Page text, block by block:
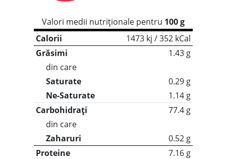
Valori medii nutriționale pentru 100 g
Calorii
1473 kj / 352 kCal
Grăsimi
1.43 g
din care
Saturate
0.29 g
Ne-Saturate
1.14 g
Carbohidrați
77.4 g
din care
Zaharuri
0.52 g
Proteine
7.16 g